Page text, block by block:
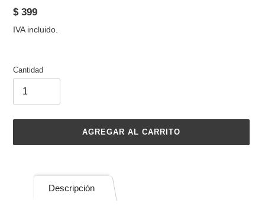
Precio
habitual
$ 399
IVA incluido.
Cantidad
AGREGAR AL CARRITO
Descripción